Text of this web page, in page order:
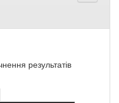
результатів